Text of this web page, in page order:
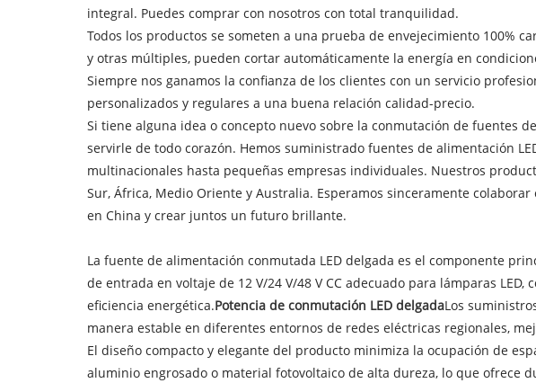
integral. Puedes comprar con nosotros con total tranquilidad.
Todos los productos se someten a una prueba de envejecimiento 100%
y otras múltiples, pueden cortar automáticamente la energía en
Siempre nos ganamos la confianza de los clientes con un servicio
personalizados y regulares a una buena relación calidad-precio.
Si tiene alguna idea o concepto nuevo sobre la conmutación de fuentes
servirle de todo corazón. Hemos suministrado fuentes de alimentación
multinacionales hasta pequeñas empresas individuales. Nuestros
Sur, África, Medio Oriente y Australia. Esperamos sinceramente
en China y crear juntos un futuro brillante.
La fuente de alimentación conmutada LED delgada es el componente
de entrada en voltaje de 12 V/24 V/48 V CC adecuado para lámparas
eficiencia energética.Potencia de conmutación LED delgadaLos
manera estable en diferentes entornos de redes eléctricas regionales,
El diseño compacto y elegante del producto minimiza la ocupación de
aluminio engrosado o material fotovoltaico de alta dureza, lo que ofrece